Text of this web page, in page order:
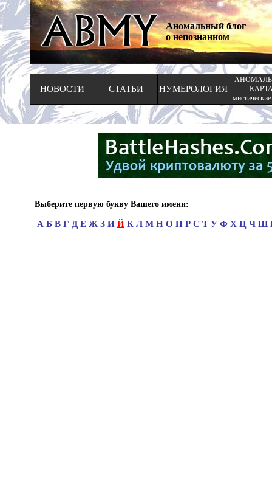
Аномальный блог
о непознанном
НОВОСТИ СТАТЬИ НУМЕРОЛОГИЯ
Выберите первую букву Вашего имени:
А Б В Г Д Е Ж З И Й К Л М Н О П Р С Т У Ф Х Ц Ч Ш